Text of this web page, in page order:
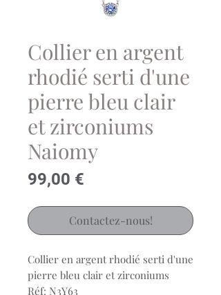
Collier en argent
rhodié serti d'une
pierre bleu clair
et zirconiums
Naiomy
99,00 €
Contactez-nous!
Collier en argent rhodié serti d'une
pierre bleu clair et zirconiums
Réf: N3Y63